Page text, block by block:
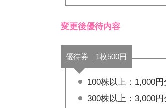
変更後優待内容
優待券｜1枚500円
100株以上：1,000円
300株以上：3,000円